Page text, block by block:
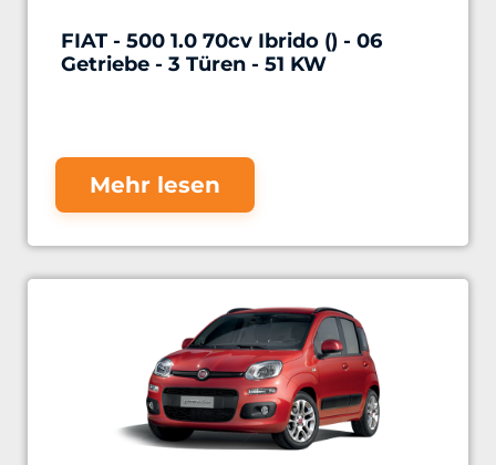
FIAT - 500 1.0 70cv Ibrido () - 06
Getriebe - 3 Türen - 51 KW
Mehr lesen